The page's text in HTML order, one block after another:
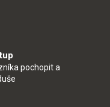
pochopit a